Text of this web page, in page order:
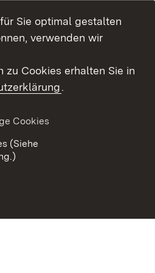
Erklärung zur
Sie optimal gestalten
verwenden wir
zu Cookies erhalten Sie in
.
Cookies
(Siehe